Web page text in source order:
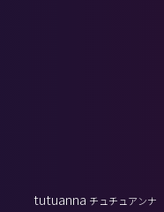
tutuanna チュチュアンナ